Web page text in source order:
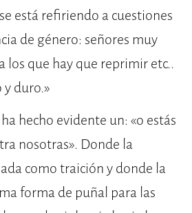
está refiriendo a cuestiones
de género: señores muy
los que hay que reprimir etc..
duro.»
hecho evidente un: «o estás
nosotras». Donde la
como traición y donde la
forma de puñal para las